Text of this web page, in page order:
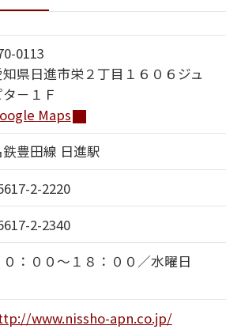
を探す
ポート
シニア向け
る質問
0113
知県日進市栄２丁目１６０６ジュ
タ－１Ｆ
Maps
豊田線 日進駅
2-2220
2-2340
０：００～１８：００／水曜日
www.nissho-apn.co.jp/